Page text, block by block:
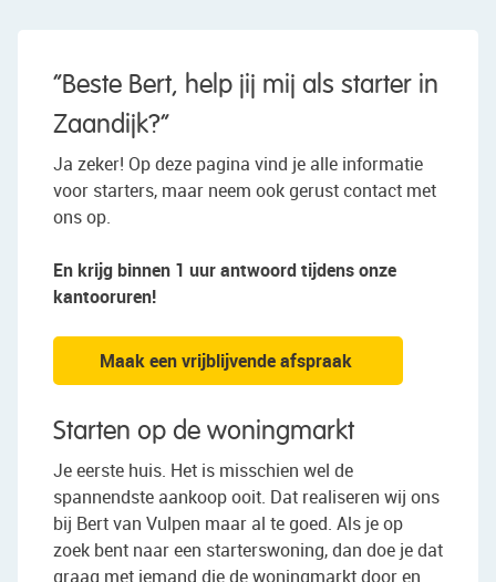
“Beste Bert, help jij mij als starter in
Zaandijk?”
Ja zeker! Op deze pagina vind je alle informatie
voor starters, maar neem ook gerust contact met
ons op.
En krijg binnen 1 uur antwoord tijdens onze
kantooruren!
Maak een vrijblijvende afspraak
Starten op de woningmarkt
Je eerste huis. Het is misschien wel de
spannendste aankoop ooit. Dat realiseren wij ons
bij Bert van Vulpen maar al te goed. Als je op
zoek bent naar een starterswoning, dan doe je dat
graag met iemand die de woningmarkt door en